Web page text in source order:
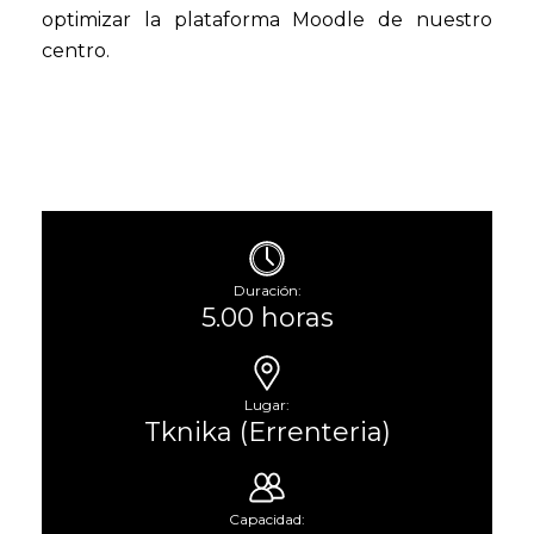
optimizar la plataforma Moodle de nuestro
centro.
Duración:
5.00 horas
Lugar:
Tknika (Errenteria)
Capacidad: